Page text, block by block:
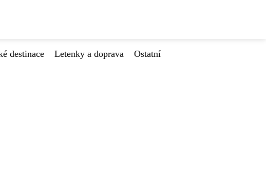
destinace Letenky a doprava
Ostatní